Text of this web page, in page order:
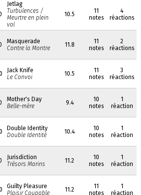
Jetlag
Turbulences /
Meurtre en plein
vol
10.5
11
notes
4
réactions
Masquerade
Contre la Montre
11.8
11
notes
2
réactions
Jack Knife
Le Convoi
10.5
11
notes
3
réactions
Mother's Day
Belle-mère
9.4
10
notes
1
réaction
Double Identity
Double Identité
10.4
10
notes
1
réaction
Jurisdiction
Trésors Marins
11.2
10
notes
1
réaction
Guilty Pleasure
Plaisir Coupable
11.2
11
notes
1
réaction